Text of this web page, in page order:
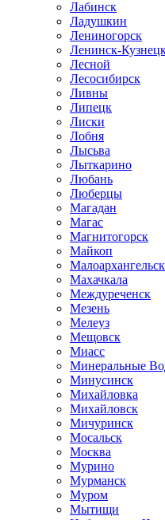
Лабинск
Ладушкин
Лениногорск
Ленинск-
Лесной
Лесосибирск
Ливны
Липецк
Лиски
Лобня
Лысьва
Лыткарино
Любань
Люберцы
Магадан
Магас
Магнитогорск
Майкоп
Малоархангельск
Махачкала
Междуреченск
Мезень
Мелеуз
Мещовск
Миасс
Минеральные
Минусинск
Михайловка
Михайловск
Мичуринск
Мосальск
Москва
Мурино
Мурманск
Муром
Мытищи